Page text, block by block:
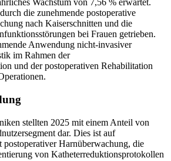
Wachstum von 7,56 % erwartet.
die zunehmende postoperative
nach Kaiserschnitten und die
bei Frauen getrieben.
Anwendung nicht-invasiver
im Rahmen der
und der postoperativen Rehabilitation
stellten 2025 mit einem Anteil von
dar. Dies ist auf
postoperativer Harnüberwachung, die
von Katheterreduktionsprotokollen